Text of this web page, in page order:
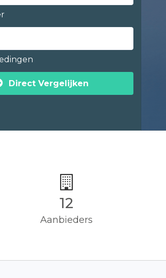
Direct Vergelijken
12
Aanbieders